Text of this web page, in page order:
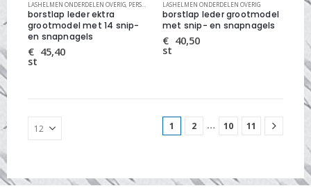
LASHELMEN ONDERDELEN OVERIG, PERSOONLIJKE VEILIGHEID
borstlap leder ektra
grootmodel met 14 snip-
en snapnagels
€ 45,40
st
LASHELMEN ONDERDELEN OVERIG
borstlap leder grootmodel
met snip- en snapnagels
€ 40,50
st
1 2 … 10 11